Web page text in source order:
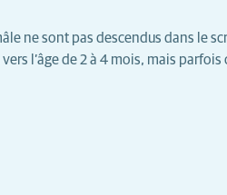
ne sont pas descendus dans le
l’âge de 2 à 4 mois, mais parfois